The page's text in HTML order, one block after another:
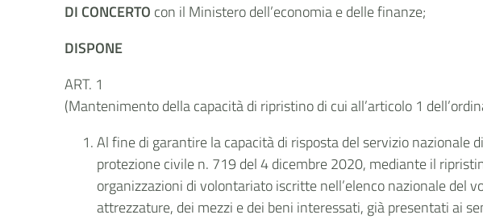
DI CONCERTO con il Ministero dell’economia e delle finanze;
DISPONE
ART. 1
(Mantenimento della capacità di ripristino di cui all’articolo 1
Al fine di garantire la capacità di risposta del servizio nazionale
protezione civile n. 719 del 4 dicembre 2020, mediante il
organizzazioni di volontariato iscritte nell’elenco nazionale del
attrezzature, dei mezzi e dei beni interessati, già presentati ai